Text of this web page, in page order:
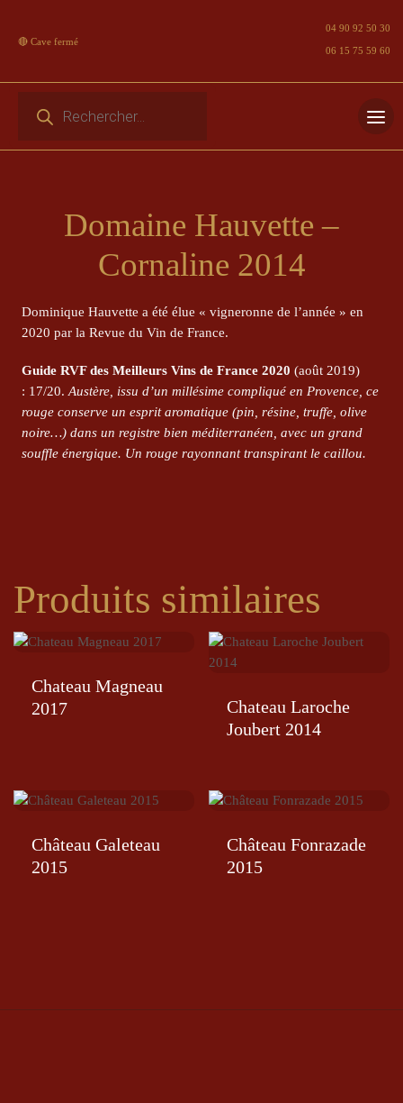
🔴 Cave fermé
04 90 92 50 30
06 15 75 59 60
Domaine Hauvette –
Cornaline 2014
Dominique Hauvette a été élue « vigneronne de l’année » en
2020 par la Revue du Vin de France.
Guide RVF des Meilleurs Vins de France 2020 (août 2019)
: 17/20. Austère, issu d’un millésime compliqué en Provence, ce
rouge conserve un esprit aromatique (pin, résine, truffe, olive
noire…) dans un registre bien méditerranéen, avec un grand
souffle énergique. Un rouge rayonnant transpirant le caillou.
Produits similaires
Chateau Magneau
2017
Chateau Laroche
Joubert 2014
Château Galeteau
2015
Château Fonrazade
2015